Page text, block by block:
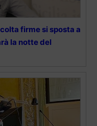
firme si sposta a
la notte del